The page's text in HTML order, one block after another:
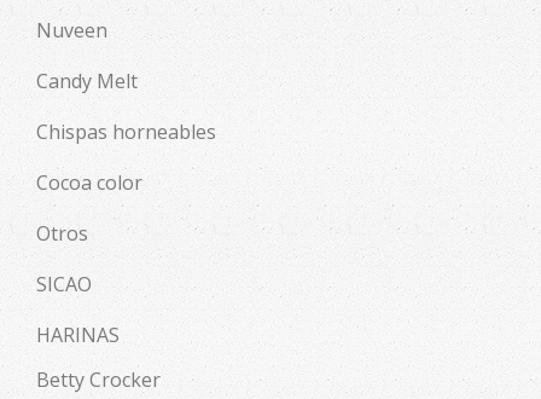
Nuveen
Candy Melt
Chispas horneables
Cocoa color
Otros
SICAO
HARINAS
Betty Crocker